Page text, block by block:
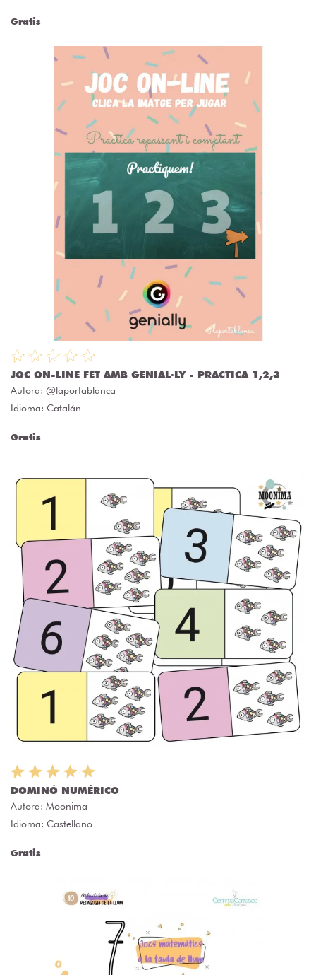
Gratis
JOC ON-LINE FET AMB GENIAL·LY - PRACTICA 1,2,3
Autora: @laportablanca
Idioma: Catalán
Gratis
DOMINÓ NUMÉRICO
Autora: Moonima
Idioma: Castellano
Gratis